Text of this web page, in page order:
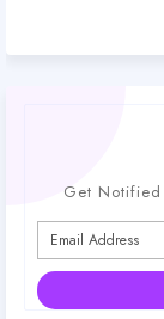
Get Notified